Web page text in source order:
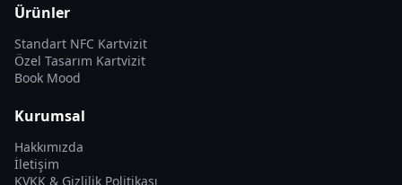
Ürünler
Standart NFC Kartvizit
Özel Tasarım Kartvizit
Book Mood
Kurumsal
Hakkımızda
İletişim
KVKK & Gizlilik Politikası